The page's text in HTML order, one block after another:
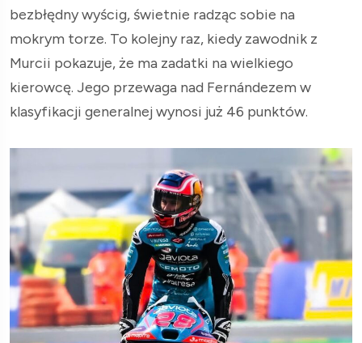
bezbłędny wyścig, świetnie radząc sobie na
mokrym torze. To kolejny raz, kiedy zawodnik z
Murcii pokazuje, że ma zadatki na wielkiego
kierowcę. Jego przewaga nad Fernándezem w
klasyfikacji generalnej wynosi już 46 punktów.